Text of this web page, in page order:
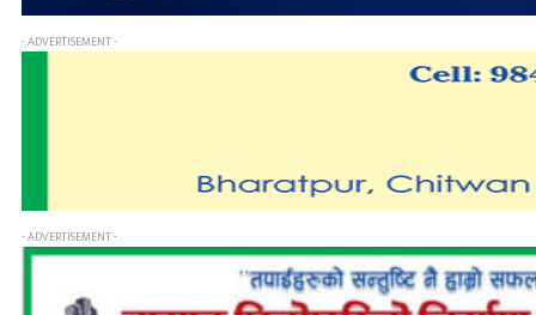
- ADVERTISEMENT -
- ADVERTISEMENT -